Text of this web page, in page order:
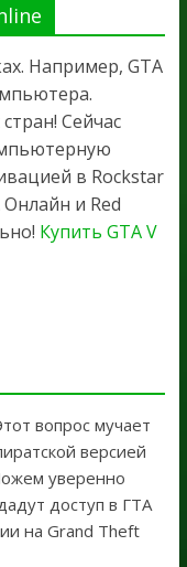
Например, GTA
Сейчас
в Rockstar
и Red
Купить GTA V
вопрос мучает
версией
уверенно
доступ в ГТА
на Grand Theft